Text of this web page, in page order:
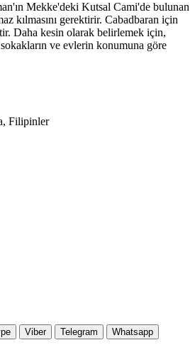
Mekke'deki Kutsal Cami'de bulunan
kılmasını gerektirir. Cabadbaran için
Daha kesin olarak belirlemek için,
sokakların ve evlerin konumuna göre
Filipinler
Viber Telegram Whatsapp